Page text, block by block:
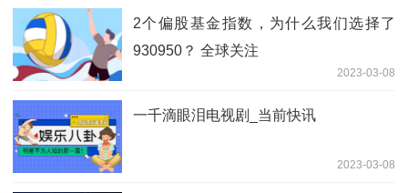
2个偏股基金指数，为什么我们选择了
930950？ 全球关注
2023-03-08
一千滴眼泪电视剧_当前快讯
2023-03-08